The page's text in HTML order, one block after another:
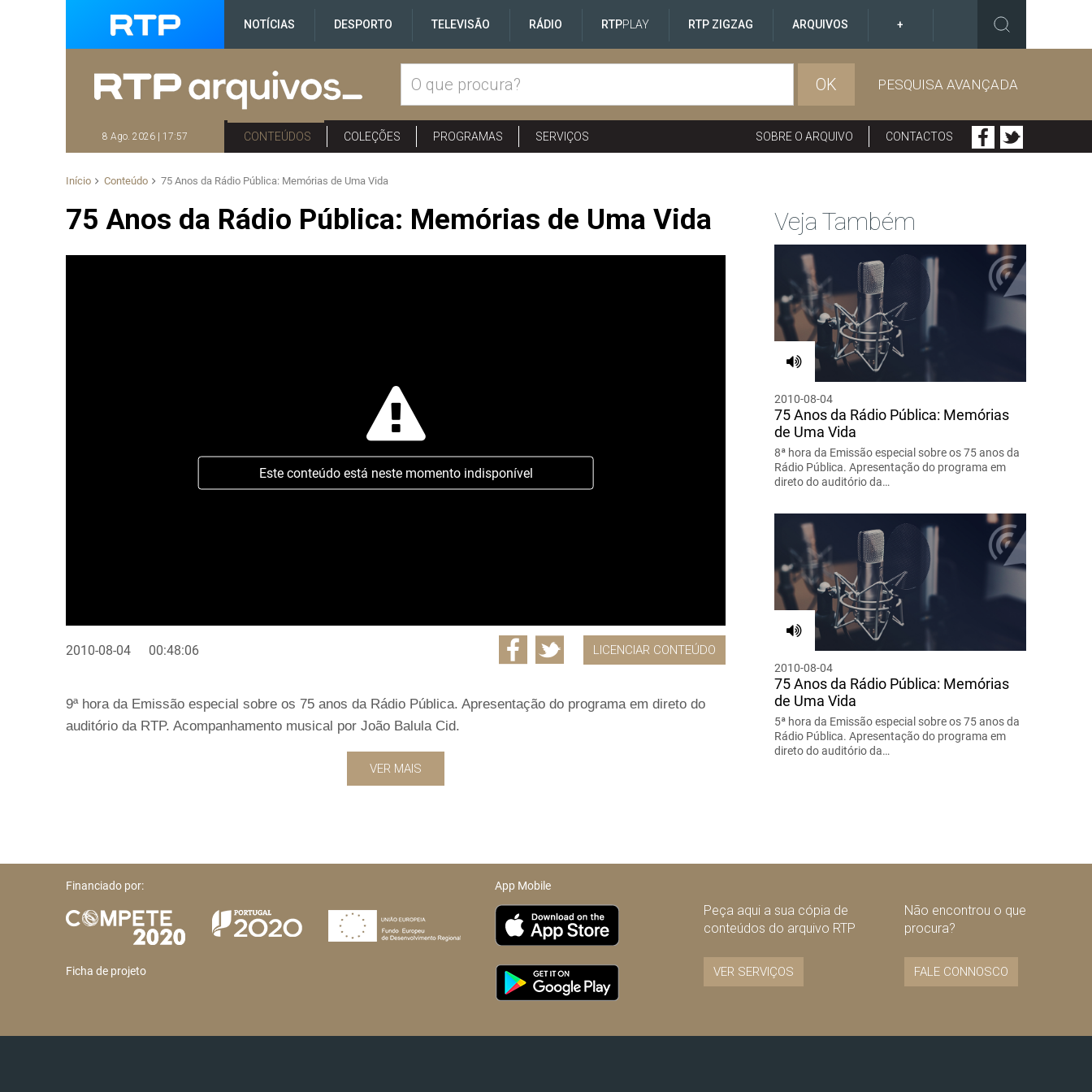
NOTÍCIAS DESPORTO TELEVISÃO RÁDIO RTPPLAY RTP ZIGZAG ARQUIVOS +
OK PESQUISA AVANÇADA
8 Ago. 2026 | 17:57 CONTEÚDOS COLEÇÕES PROGRAMAS SERVIÇOS SOBRE O ARQUIVO CONTACTOS
Início Conteúdo 75 Anos da Rádio Pública: Memórias de Uma Vida
75 Anos da Rádio Pública: Memórias de Uma Vida
Este conteúdo está neste momento indisponível
2010-08-04 00:48:06 LICENCIAR CONTEÚDO
9ª hora da Emissão especial sobre os 75 anos da Rádio Pública. Apresentação do programa em direto do
auditório da RTP. Acompanhamento musical por João Balula Cid.
VER MAIS
Veja Também
2010-08-04
75 Anos da Rádio Pública: Memórias
de Uma Vida
8ª hora da Emissão especial sobre os 75 anos da
Rádio Pública. Apresentação do programa em
direto do auditório da…
2010-08-04
75 Anos da Rádio Pública: Memórias
de Uma Vida
5ª hora da Emissão especial sobre os 75 anos da
Rádio Pública. Apresentação do programa em
direto do auditório da…
Financiado por:
Ficha de projeto
App Mobile
Peça aqui a sua cópia de
conteúdos do arquivo RTP
VER SERVIÇOS
Não encontrou o que
procura?
FALE CONNOSCO